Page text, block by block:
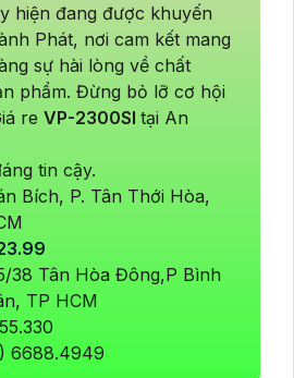
hiện đang được khuyến
Phát, nơi cam kết mang
sự hài lòng về chất
phẩm. Đừng bỏ lỡ cơ hội
re VP-2300SI tại An
tin cậy.
Bích, P. Tân Thới Hòa,
38 Tân Hòa Đông,P Bình
TP HCM
6688.4949